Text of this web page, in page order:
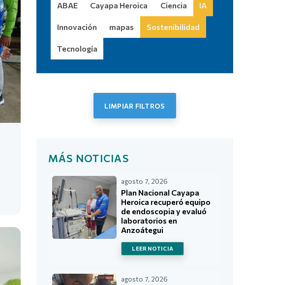
ABAE Cayapa Heroica Ciencia IA
Innovación mapas Sostenibilidad
Tecnología
LIMPIAR FILTROS
MÁS NOTICIAS
agosto 7, 2026
Plan Nacional Cayapa
Heroica recuperó equipo
de endoscopia y evaluó
laboratorios en
Anzoátegui
LEER NOTICIA
agosto 7, 2026